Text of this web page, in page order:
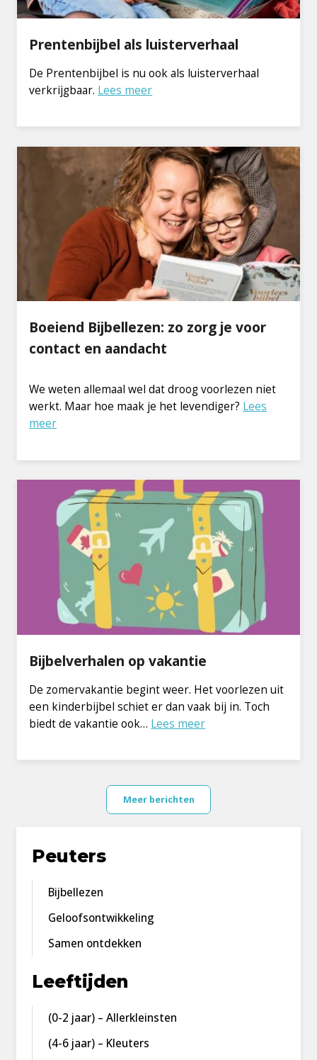
Peuters
Bijbellezen
Geloofsontwikkeling
Samen ontdekken
Leeftijden
(0-2 jaar) – Allerkleinsten
(4-6 jaar) – Kleuters
Prentenbijbel als luisterverhaal
De Prentenbijbel is nu ook als luisterverhaal
verkrijgbaar. Lees meer
Boeiend Bijbellezen: zo zorg je voor
contact en aandacht
We weten allemaal wel dat droog voorlezen niet
werkt. Maar hoe maak je het levendiger? Lees
meer
Bijbelverhalen op vakantie
De zomervakantie begint weer. Het voorlezen uit
een kinderbijbel schiet er dan vaak bij in. Toch
biedt de vakantie ook… Lees meer
Meer berichten